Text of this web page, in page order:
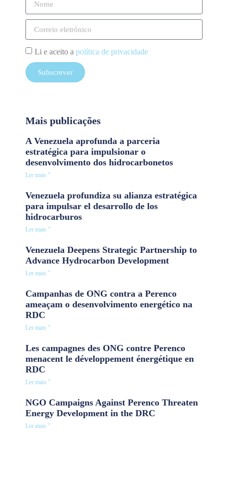
Li e aceito a política de privacidade
Subscrever
Mais publicações
A Venezuela aprofunda a parceria
estratégica para impulsionar o
desenvolvimento dos hidrocarbonetos
Ler mais "
Venezuela profundiza su alianza estratégica
para impulsar el desarrollo de los
hidrocarburos
Ler mais "
Venezuela Deepens Strategic Partnership to
Advance Hydrocarbon Development
Ler mais "
Campanhas de ONG contra a Perenco
ameaçam o desenvolvimento energético na
RDC
Ler mais "
Les campagnes des ONG contre Perenco
menacent le développement énergétique en
RDC
Ler mais "
NGO Campaigns Against Perenco Threaten
Energy Development in the DRC
Ler mais "